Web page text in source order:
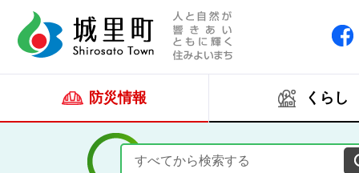
防災情報 くらし